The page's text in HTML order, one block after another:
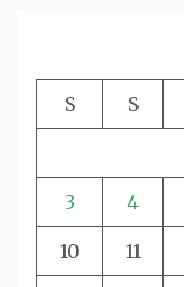
S
S
3 4
10 11